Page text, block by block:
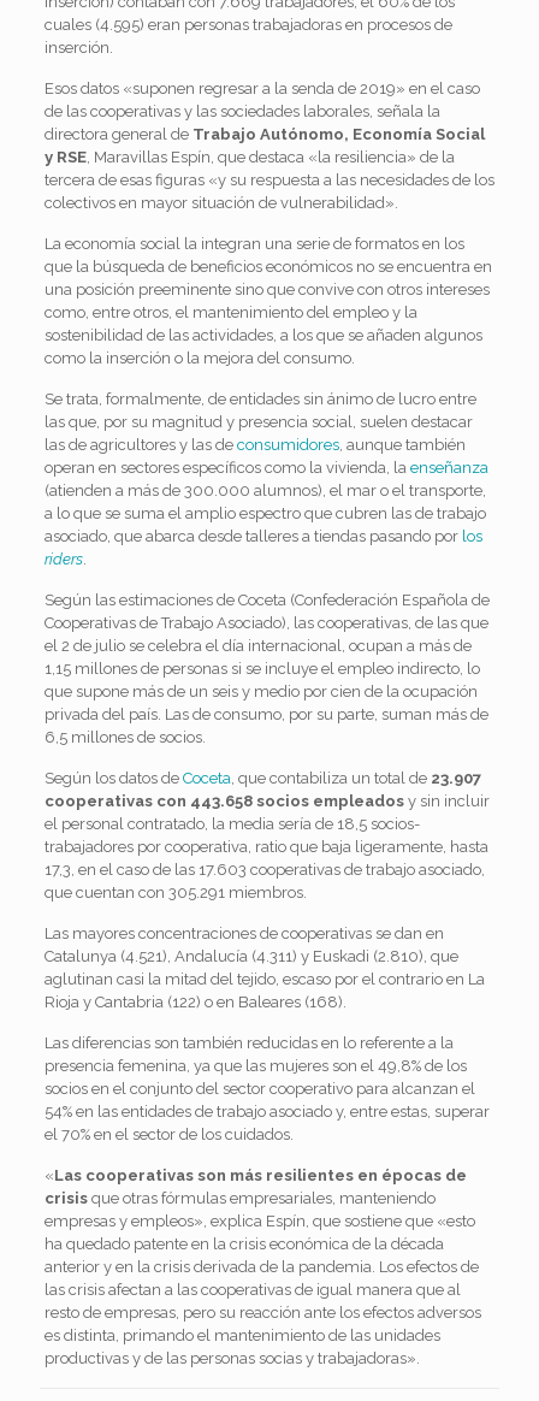
cuales (4.595) eran personas trabajadoras en procesos de
inserción.
Esos datos «suponen regresar a la senda de 2019» en el caso
de las cooperativas y las sociedades laborales, señala la
directora general de Trabajo Autónomo, Economía Social
y RSE, Maravillas Espín, que destaca «la resiliencia» de la
tercera de esas figuras «y su respuesta a las necesidades de los
colectivos en mayor situación de vulnerabilidad».
La economía social la integran una serie de formatos en los
que la búsqueda de beneficios económicos no se encuentra en
una posición preeminente sino que convive con otros intereses
como, entre otros, el mantenimiento del empleo y la
sostenibilidad de las actividades, a los que se añaden algunos
como la inserción o la mejora del consumo.
Se trata, formalmente, de entidades sin ánimo de lucro entre
las que, por su magnitud y presencia social, suelen destacar
las de agricultores y las de consumidores, aunque también
operan en sectores específicos como la vivienda, la enseñanza
(atienden a más de 300.000 alumnos), el mar o el transporte,
a lo que se suma el amplio espectro que cubren las de trabajo
asociado, que abarca desde talleres a tiendas pasando por los
riders.
Según las estimaciones de Coceta (Confederación Española de
Cooperativas de Trabajo Asociado), las cooperativas, de las que
el 2 de julio se celebra el día internacional, ocupan a más de
1,15 millones de personas si se incluye el empleo indirecto, lo
que supone más de un seis y medio por cien de la ocupación
privada del país. Las de consumo, por su parte, suman más de
6,5 millones de socios.
Según los datos de Coceta, que contabiliza un total de 23.907
cooperativas con 443.658 socios empleadosy sin incluir
el personal contratado, la media sería de 18,5 socios-
trabajadores por cooperativa, ratio que baja ligeramente, hasta
17,3, en el caso de las 17.603 cooperativas de trabajo asociado,
que cuentan con 305.291 miembros.
Las mayores concentraciones de cooperativas se dan en
Catalunya (4.521), Andalucía (4.311) y Euskadi (2.810), que
aglutinan casi la mitad del tejido, escaso por el contrario en La
Rioja y Cantabria (122) o en Baleares (168).
Las diferencias son también reducidas en lo referente a la
presencia femenina, ya que las mujeres son el 49,8% de los
socios en el conjunto del sector cooperativo para alcanzan el
54% en las entidades de trabajo asociado y, entre estas, superar
el 70% en el sector de los cuidados.
«Las cooperativas son más resilientes en épocas de
crisisque otras fórmulas empresariales, manteniendo
empresas y empleos», explica Espín, que sostiene que «esto
ha quedado patente en la crisis económica de la década
anterior y en la crisis derivada de la pandemia. Los efectos de
las crisis afectan a las cooperativas de igual manera que al
resto de empresas, pero su reacción ante los efectos adversos
es distinta, primando el mantenimiento de las unidades
productivas y de las personas socias y trabajadoras».